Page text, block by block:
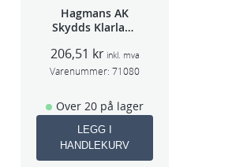
Hagmans AK
Skydds Klarlakk
206,51 kr inkl. mva
Varenummer: 71080
Over 20 på lager
LEGG I
HANDLEKURV